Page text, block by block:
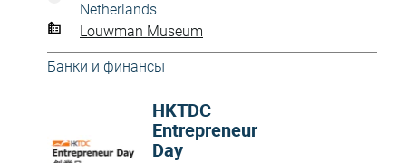
Netherlands
Louwman Museum
Банки и финансы
HKTDC
Entrepreneur
Day